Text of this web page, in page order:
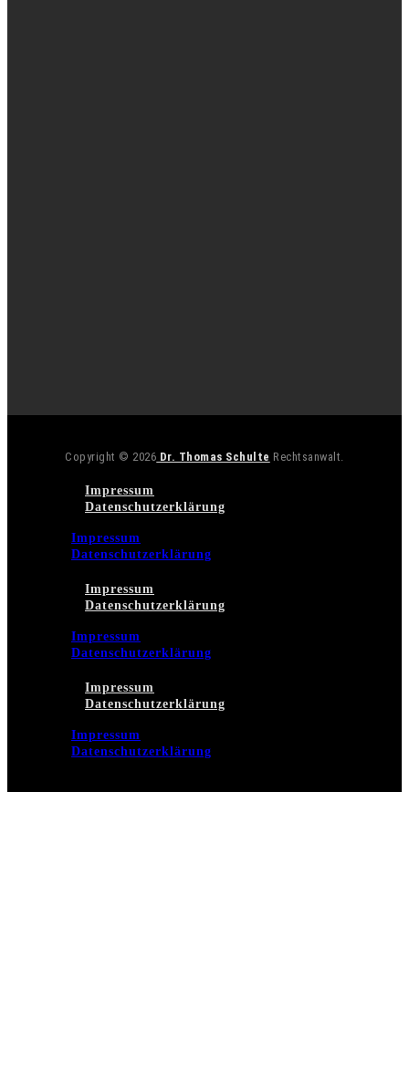
Copyright © 2026 Dr. Thomas Schulte Rechtsanwalt.
Impressum
Datenschutzerklärung
Impressum
Datenschutzerklärung
Impressum
Datenschutzerklärung
Impressum
Datenschutzerklärung
Impressum
Datenschutzerklärung
Impressum
Datenschutzerklärung